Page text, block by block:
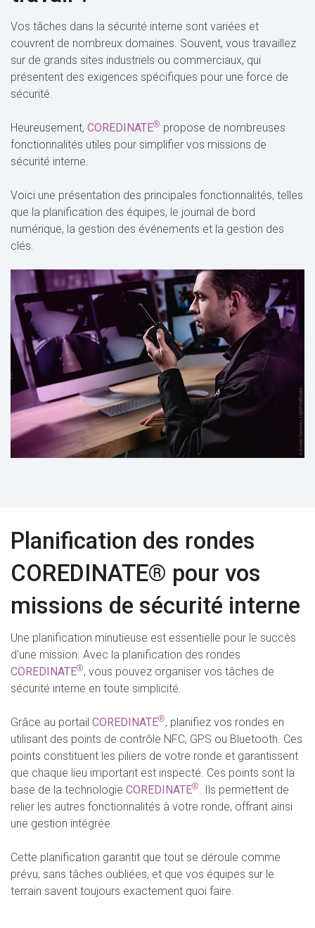
Vos tâches dans la sécurité interne sont variées et
couvrent de nombreux domaines. Souvent, vous travaillez
sur de grands sites industriels ou commerciaux, qui
présentent des exigences spécifiques pour une force de
sécurité.
Heureusement, COREDINATE® propose de nombreuses
fonctionnalités utiles pour simplifier vos missions de
sécurité interne.
Voici une présentation des principales fonctionnalités, telles
que la planification des équipes, le journal de bord
numérique, la gestion des événements et la gestion des
clés.
Planification des rondes
COREDINATE® pour vos
missions de sécurité interne
Une planification minutieuse est essentielle pour le succès
d'une mission. Avec la planification des rondes
COREDINATE®, vous pouvez organiser vos tâches de
sécurité interne en toute simplicité.
Grâce au portail COREDINATE®, planifiez vos rondes en
utilisant des points de contrôle NFC, GPS ou Bluetooth. Ces
points constituent les piliers de votre ronde et garantissent
que chaque lieu important est inspecté. Ces points sont la
base de la technologie COREDINATE®
. Ils permettent de
relier les autres fonctionnalités à votre ronde, offrant ainsi
une gestion intégrée.
Cette planification garantit que tout se déroule comme
prévu, sans tâches oubliées, et que vos équipes sur le
terrain savent toujours exactement quoi faire.